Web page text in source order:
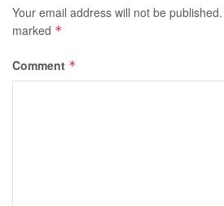
Your email address will not be published.
marked *
Comment *